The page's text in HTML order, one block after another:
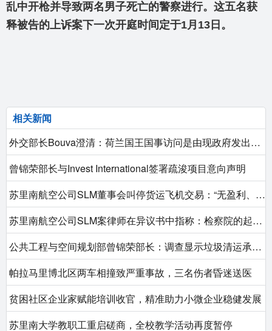
乱中开枪并导致两名男子死亡的警察进行。这五名获
释被告的上诉案下一次开庭时间定于1月13日。
相关新闻
外交部长Bouva澄清：荷兰国王国事访问是由现政府发出邀请的
曾锦荣部长与Invest International签署疏浚项目意向声明
苏里南航空公司SLM董事会叫停货运飞机交易：“无盈利、无保障，故不冒险”
苏里南航空公司SLM案律师在异议书中指称：检察院的起诉“草率且有害”
公共工程与空间规划部曾锦荣部长：调查显示垃圾清运承包商遭欠薪一年 合同缺失问题终获解决
帕拉马里博北区两车相撞致严重事故，三名伤者昏迷送医
贫困社区企业家赋能培训收官，精准助力小微企业稳健发展
苏里南大学教职工重启磋商，全校教学活动再度暂停